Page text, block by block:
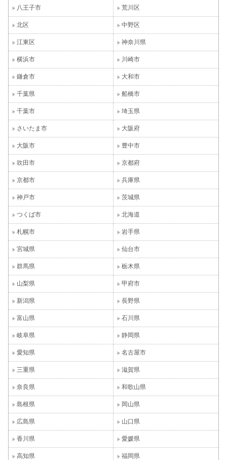
八王子市 荒川区
北区 中野区
江東区 神奈川県
横浜市 川崎市
鎌倉市 大和市
千葉県 船橋市
千葉市 埼玉県
さいたま市 大阪府
大阪市 豊中市
吹田市 京都府
京都市 兵庫県
神戸市 茨城県
つくば市 北海道
札幌市 岩手県
宮城県 仙台市
群馬県 栃木県
山梨県 甲府市
新潟県 長野県
富山県 石川県
岐阜県 静岡県
愛知県 名古屋市
三重県 滋賀県
奈良県 和歌山県
島根県 岡山県
広島県 山口県
香川県 愛媛県
高知県 福岡県